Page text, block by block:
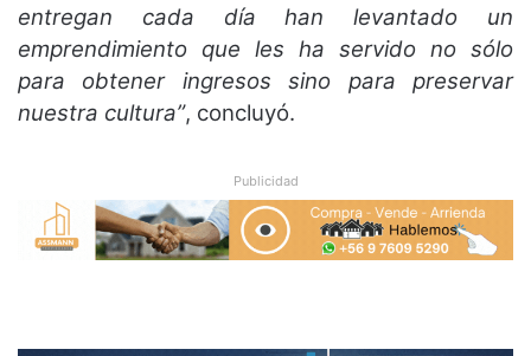
entregan cada día han levantado un
emprendimiento que les ha servido no sólo
para obtener ingresos sino para preservar
nuestra cultura”, concluyó.
Publicidad